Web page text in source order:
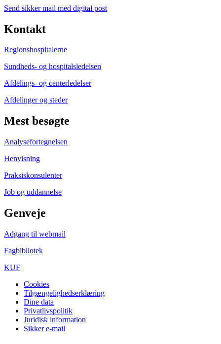
Send sikker mail med digital post
Kontakt
Regionshospitalerne
Sundheds- og hospitalsledelsen
Afdelings- og centerledelser
Afdelinger og steder
Mest besøgte
Analysefortegnelsen
Henvisning
Praksiskonsulenter
Job og uddannelse
Genveje
Adgang til webmail
Fagbibliotek
KUF
Cookies
Tilgængelighedserklæring
Dine data
Privatlivspolitik
Juridisk information
Sikker e-mail